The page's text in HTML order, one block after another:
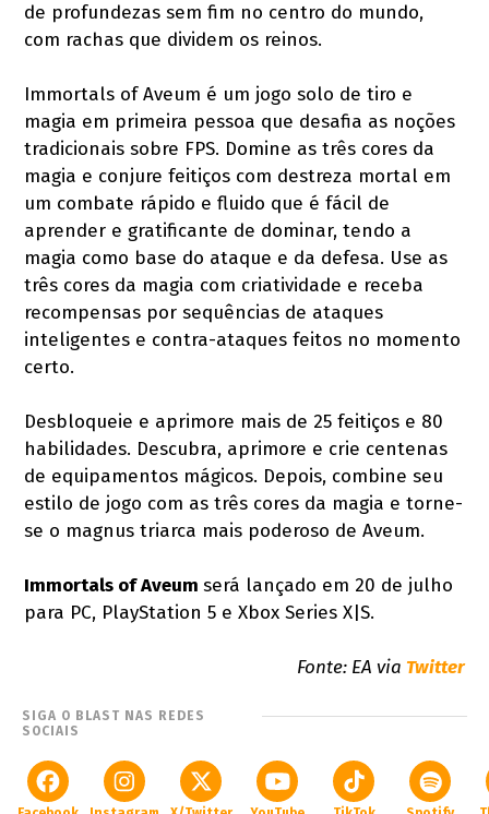
de profundezas sem fim no centro do mundo,
com rachas que dividem os reinos.
Immortals of Aveum é um jogo solo de tiro e
magia em primeira pessoa que desafia as noções
tradicionais sobre FPS. Domine as três cores da
magia e conjure feitiços com destreza mortal em
um combate rápido e fluido que é fácil de
aprender e gratificante de dominar, tendo a
magia como base do ataque e da defesa. Use as
três cores da magia com criatividade e receba
recompensas por sequências de ataques
inteligentes e contra-ataques feitos no momento
certo.
Desbloqueie e aprimore mais de 25 feitiços e 80
habilidades. Descubra, aprimore e crie centenas
de equipamentos mágicos. Depois, combine seu
estilo de jogo com as três cores da magia e torne-
se o magnus triarca mais poderoso de Aveum.
Immortals of Aveumserá lançado em 20 de julho
para PC, PlayStation 5 e Xbox Series X|S.
Fonte: EA via Twitter
SIGA O BLAST NAS REDES
SOCIAIS